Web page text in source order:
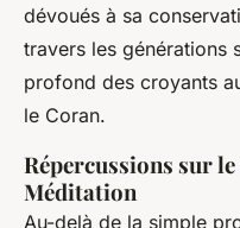
dévoués à sa
travers les générations
profond des croyants
le Coran.
Répercussions sur
Méditation
Au-delà de la simple